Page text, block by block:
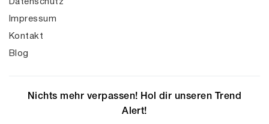
Datenschutz
Impressum
Kontakt
Blog
Nichts mehr verpassen! Hol dir unseren Trend
Alert!